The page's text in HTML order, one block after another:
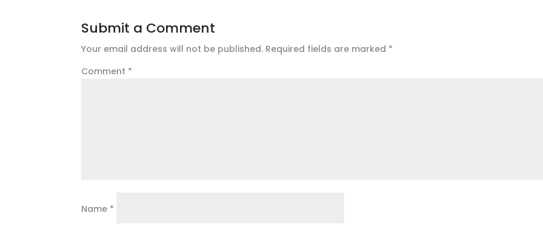
Submit a Comment
Your email address will not be published. Required fields are marked *
Comment *
Name *